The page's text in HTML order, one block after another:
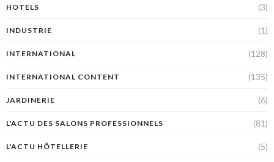
HOTELS (3)
INDUSTRIE (1)
INTERNATIONAL (128)
INTERNATIONAL CONTENT (135)
JARDINERIE (6)
L'ACTU DES SALONS PROFESSIONNELS (81)
L'ACTU HÔTELLERIE (5)